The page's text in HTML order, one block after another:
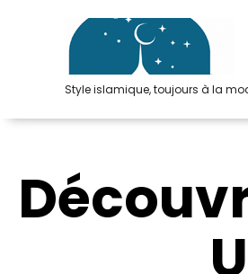
Style islamique, toujours à la